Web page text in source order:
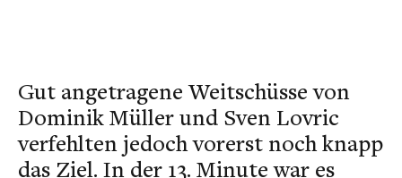
Gut angetragene Weitschüsse von
Dominik Müller und Sven Lovric
verfehlten jedoch vorerst noch knapp
das Ziel. In der 13. Minute war es